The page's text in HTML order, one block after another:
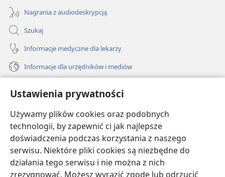
Ustawienia prywatności
Używamy plików cookies oraz podobnych
technologii, by zapewnić ci jak najlepsze
doświadczenia podczas korzystania z naszego
serwisu. Niektóre pliki cookies są niezbędne do
działania tego serwisu i nie można z nich
zrezygnować. Możesz wyrazić zgodę lub odrzucić
Nagrania z audiodeskrypcją
Szukaj
Informacje medyczne dla lekarzy
Informacje dla urzędników i mediów
Darowizny
(opens
new
window)BIBLIOTEKA INTERNETOWA Strażnicy
(opens
new
window)JW Hub
(opens
new